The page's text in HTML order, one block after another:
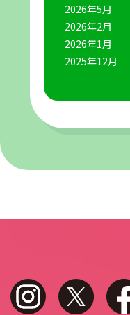
2026年5月
2026年2月
2026年1月
2025年12月
instagram